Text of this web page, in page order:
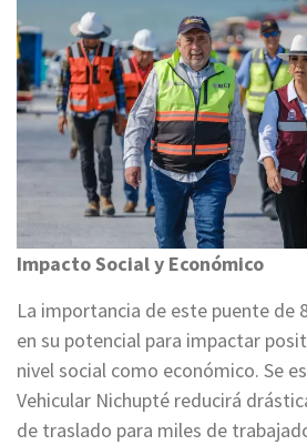
Impacto Social y Económico
La importancia de este puente de
en su potencial para impactar
nivel social como económico. Se
Vehicular Nichupté reducirá
de traslado para miles de